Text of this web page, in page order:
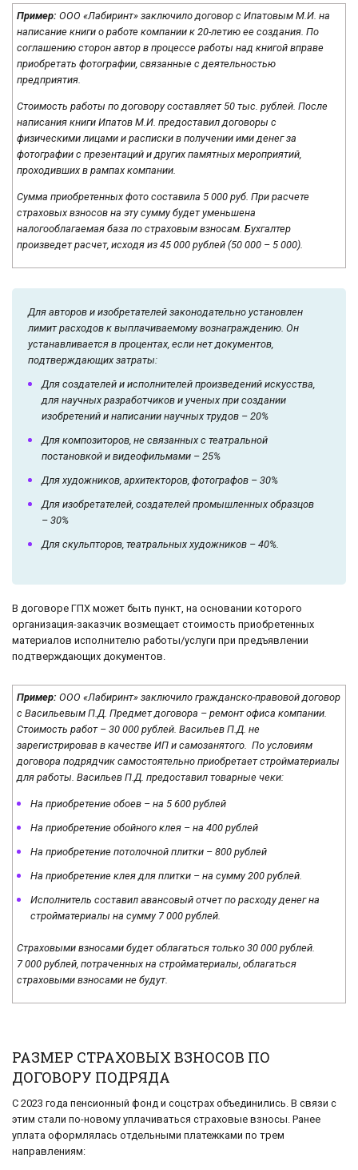
Пример: ООО «Лабиринт» заключило договор с Ипатовым М.И. на
написание книги о работе компании к 20-летию ее создания. По
соглашению сторон автор в процессе работы над книгой вправе
приобретать фотографии, связанные с деятельностью
предприятия.
Стоимость работы по договору составляет 50 тыс. рублей. После
написания книги Ипатов М.И. предоставил договоры с
физическими лицами и расписки в получении ими денег за
фотографии с презентаций и других памятных мероприятий,
проходивших в рампах компании.
Сумма приобретенных фото составила 5 000 руб. При расчете
страховых взносов на эту сумму будет уменьшена
налогооблагаемая база по страховым взносам. Бухгалтер
произведет расчет, исходя из 45 000 рублей (50 000 – 5 000).
Для авторов и изобретателей законодательно установлен
лимит расходов к выплачиваемому вознаграждению. Он
устанавливается в процентах, если нет документов,
подтверждающих затраты:
Для создателей и исполнителей произведений искусства,
для научных разработчиков и ученых при создании
изобретений и написании научных трудов – 20%
Для композиторов, не связанных с театральной
постановкой и видеофильмами – 25%
Для художников, архитекторов, фотографов – 30%
Для изобретателей, создателей промышленных образцов
– 30%
Для скульпторов, театральных художников – 40%.
В договоре ГПХ может быть пункт, на основании которого
организация-заказчик возмещает стоимость приобретенных
материалов исполнителю работы/услуги при предъявлении
подтверждающих документов.
Пример: ООО «Лабиринт» заключило гражданско-правовой договор
с Васильевым П.Д. Предмет договора – ремонт офиса компании.
Стоимость работ – 30 000 рублей. Васильев П.Д. не
зарегистрировав в качестве ИП и самозанятого. По условиям
договора подрядчик самостоятельно приобретает стройматериалы
для работы. Васильев П.Д. предоставил товарные чеки:
На приобретение обоев – на 5 600 рублей
На приобретение обойного клея – на 400 рублей
На приобретение потолочной плитки – 800 рублей
На приобретение клея для плитки – на сумму 200 рублей.
Исполнитель составил авансовый отчет по расходу денег на
стройматериалы на сумму 7 000 рублей.
Страховыми взносами будет облагаться только 30 000 рублей.
7 000 рублей, потраченных на стройматериалы, облагаться
страховыми взносами не будут.
РАЗМЕР СТРАХОВЫХ ВЗНОСОВ ПО
ДОГОВОРУ ПОДРЯДА
С 2023 года пенсионный фонд и соцстрах объединились. В связи с
этим стали по-новому уплачиваться страховые взносы. Ранее
уплата оформлялась отдельными платежками по трем
направлениям: